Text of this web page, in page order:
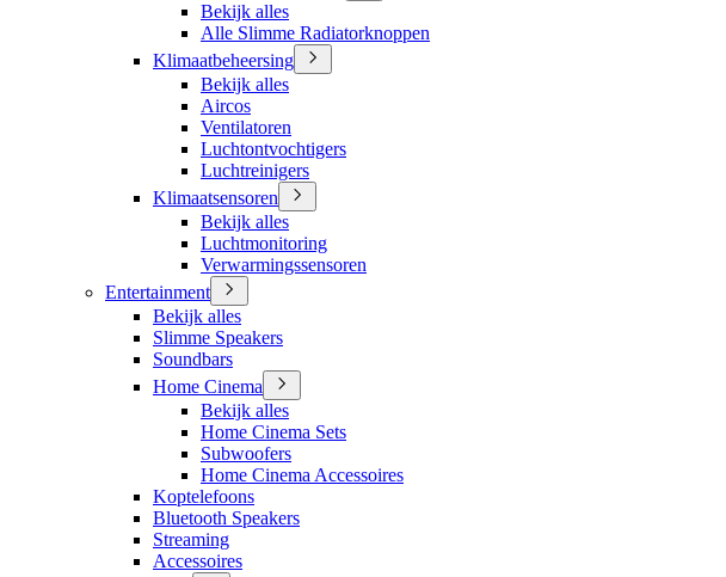
Bekijk alles
Alle Slimme Radiatorknoppen
Klimaatbeheersing
Bekijk alles
Aircos
Ventilatoren
Luchtontvochtigers
Luchtreinigers
Klimaatsensoren
Bekijk alles
Luchtmonitoring
Verwarmingssensoren
Entertainment
Bekijk alles
Slimme Speakers
Soundbars
Home Cinema
Bekijk alles
Home Cinema Sets
Subwoofers
Home Cinema Accessoires
Koptelefoons
Bluetooth Speakers
Streaming
Accessoires